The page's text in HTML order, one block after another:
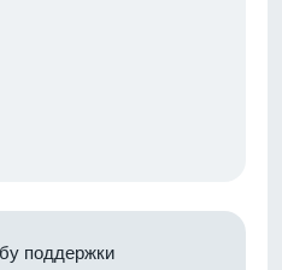
поддержки